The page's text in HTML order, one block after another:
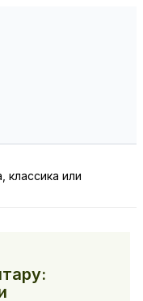
классика или